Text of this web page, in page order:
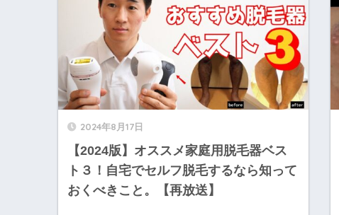
2024年8月17日
【2024版】オススメ家庭用脱毛器ベス
ト３！自宅でセルフ脱毛するなら知って
おくべきこと。【再放送】